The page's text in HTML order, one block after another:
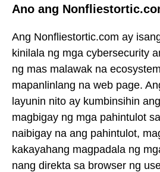
Ano ang
Ang Nonfliestortic.com ay
kinilala ng mga cybersecurity
ng mas malawak na
mapanlinlang na web page.
layunin nito ay kumbinsihin
magbigay ng mga pahintulot
naibigay na ang pahintulot,
kakayahang magpadala ng
nang direkta sa browser ng